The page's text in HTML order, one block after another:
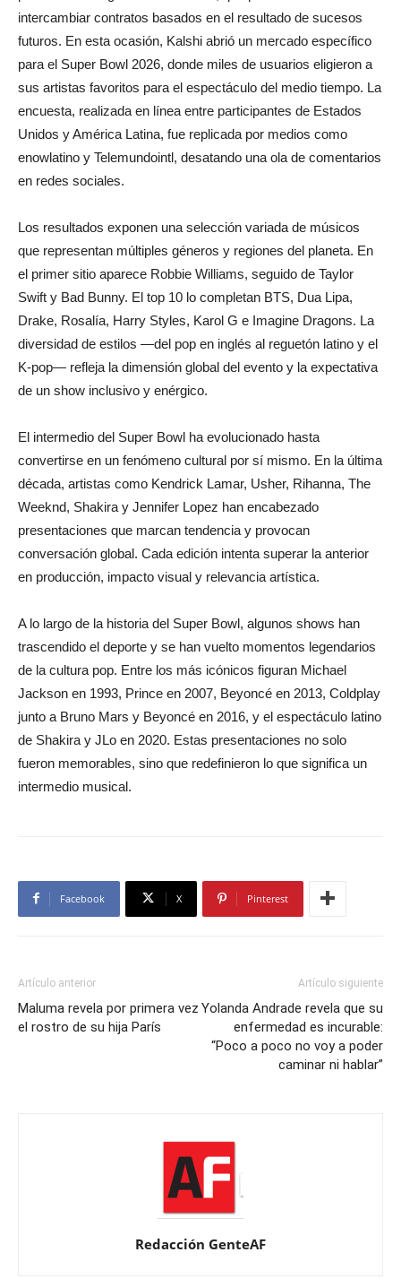
intercambiar contratos basados en el resultado de sucesos
futuros. En esta ocasión, Kalshi abrió un mercado específico
para el Super Bowl 2026, donde miles de usuarios eligieron a
sus artistas favoritos para el espectáculo del medio tiempo. La
encuesta, realizada en línea entre participantes de Estados
Unidos y América Latina, fue replicada por medios como
enowlatino y Telemundointl, desatando una ola de comentarios
en redes sociales.
Los resultados exponen una selección variada de músicos
que representan múltiples géneros y regiones del planeta. En
el primer sitio aparece Robbie Williams, seguido de Taylor
Swift y Bad Bunny. El top 10 lo completan BTS, Dua Lipa,
Drake, Rosalía, Harry Styles, Karol G e Imagine Dragons. La
diversidad de estilos —del pop en inglés al reguetón latino y el
K-pop— refleja la dimensión global del evento y la expectativa
de un show inclusivo y enérgico.
El intermedio del Super Bowl ha evolucionado hasta
convertirse en un fenómeno cultural por sí mismo. En la última
década, artistas como Kendrick Lamar, Usher, Rihanna, The
Weeknd, Shakira y Jennifer Lopez han encabezado
presentaciones que marcan tendencia y provocan
conversación global. Cada edición intenta superar la anterior
en producción, impacto visual y relevancia artística.
A lo largo de la historia del Super Bowl, algunos shows han
trascendido el deporte y se han vuelto momentos legendarios
de la cultura pop. Entre los más icónicos figuran Michael
Jackson en 1993, Prince en 2007, Beyoncé en 2013, Coldplay
junto a Bruno Mars y Beyoncé en 2016, y el espectáculo latino
de Shakira y JLo en 2020. Estas presentaciones no solo
fueron memorables, sino que redefinieron lo que significa un
intermedio musical.
Facebook X Pinterest
Artículo anterior
Maluma revela por primera vez
el rostro de su hija París
Artículo siguiente
Yolanda Andrade revela que su
enfermedad es incurable:
“Poco a poco no voy a poder
caminar ni hablar”
Redacción GenteAF